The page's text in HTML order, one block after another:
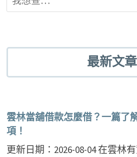
最新文章
雲林當舖借款怎麼借？一篇了
項！
更新日期：2026-08-04 在雲林